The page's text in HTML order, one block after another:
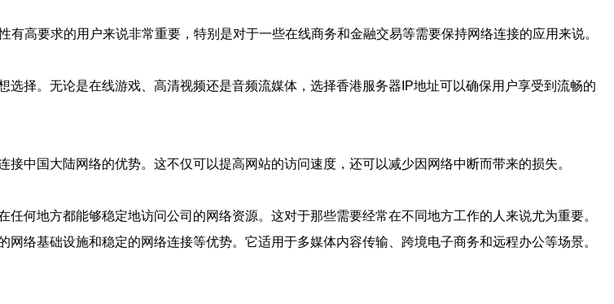
高要求的用户来说非常重要，特别是对于一些在线商务和金融交易等需要保持网络连接的应用来说。
择。无论是在线游戏、高清视频还是音频流媒体，选择香港服务器IP地址可以确保用户享受到流畅的
中国大陆网络的优势。这不仅可以提高网站的访问速度，还可以减少因网络中断而带来的损失。
何地方都能够稳定地访问公司的网络资源。这对于那些需要经常在不同地方工作的人来说尤为重要。
络基础设施和稳定的网络连接等优势。它适用于多媒体内容传输、跨境电子商务和远程办公等场景。